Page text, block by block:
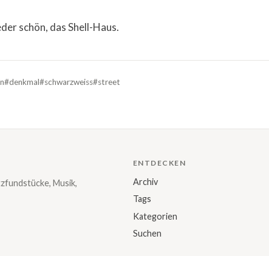
schön, das Shell-Haus.
#denkmal#schwarzweiss#street
Musik,
ENTDECKEN
Archiv
Tags
Kategorien
Suchen